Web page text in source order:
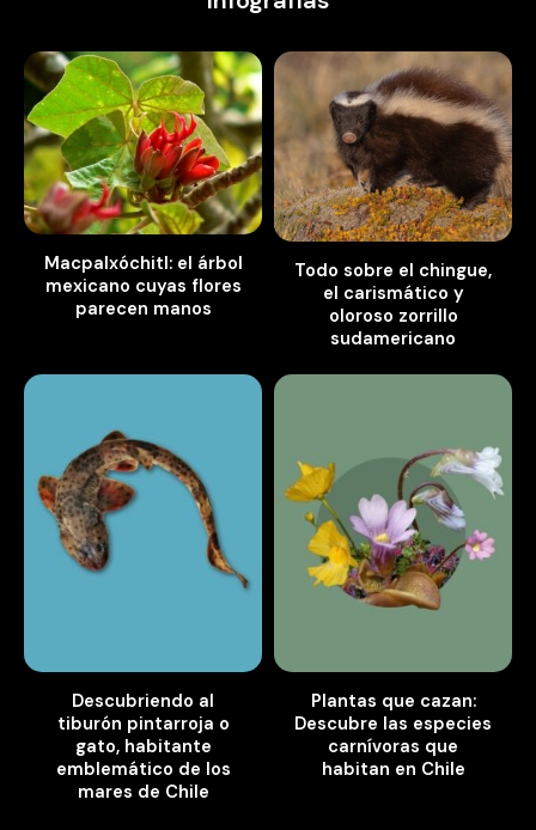
Macpalxóchitl: el árbol
mexicano cuyas flores
parecen manos
Todo sobre el chingue,
el carismático y
oloroso zorrillo
sudamericano
Descubriendo al
tiburón pintarroja o
gato, habitante
emblemático de los
mares de Chile
Plantas que cazan:
Descubre las especies
carnívoras que
habitan en Chile